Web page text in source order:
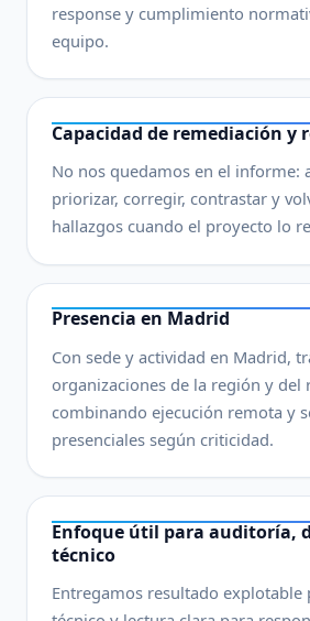
response y cumplimiento
equipo.
Capacidad de remediación y
No nos quedamos en el informe:
priorizar, corregir, contrastar y
hallazgos cuando el proyecto lo
Presencia en Madrid
Con sede y actividad en Madrid,
organizaciones de la región y del
combinando ejecución remota y
presenciales según criticidad.
Enfoque útil para auditoría,
técnico
Entregamos resultado explotable